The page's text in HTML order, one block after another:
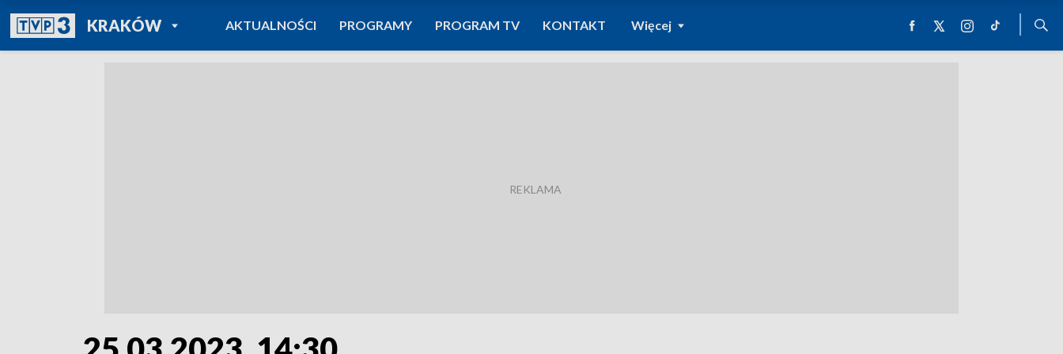
KRAKÓWPOWRÓT DO
TVP REGIONY
AKTUALNOŚCI PROGRAMY PROGRAM TV KONTAKT Więcej